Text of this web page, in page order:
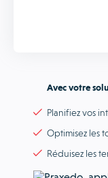
Avec votre
Planifiez vos
Optimisez les
Réduisez les